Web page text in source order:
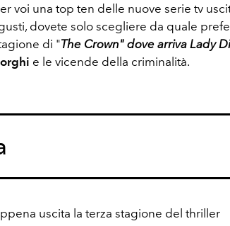
voi una top ten delle nuove serie tv
dovete solo scegliere da quale
di "The Crown" dove arriva Lady
e le vicende della criminalità.
uscita la terza stagione del thriller